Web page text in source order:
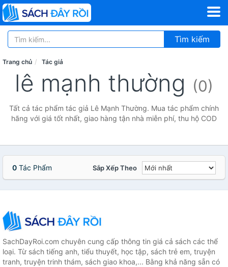
Tìm kiếm
Trang chủ Tác giả
lê mạnh thường (0)
Tất cả tác phẩm tác giả Lê Mạnh Thường. Mua tác phẩm chính
hãng với giá tốt nhất, giao hàng tận nhà miễn phí, thu hộ COD
0 Tác Phẩm Sắp Xếp Theo
SachDayRoi.com chuyên cung cấp thông tin giá cả sách các thể
loại. Từ sách tiếng anh, tiểu thuyết, học tập, sách trẻ em, truyện
tranh, truyện trinh thám, sách giao khoa,... Bằng khả năng sẵn có